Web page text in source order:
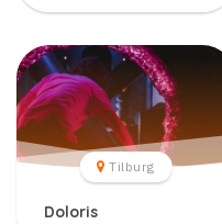
Tilburg
Doloris